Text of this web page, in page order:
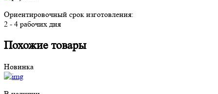
Ориентировочный срок изготовления:
2 - 4 рабочих дня
Похожие товары
Новинка